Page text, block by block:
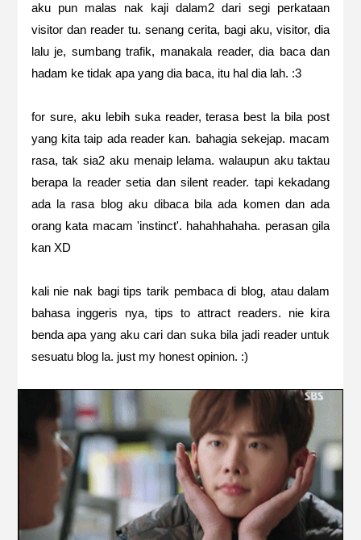
aku pun malas nak kaji dalam2 dari segi perkataan
visitor dan reader tu. senang cerita, bagi aku, visitor, dia
lalu je, sumbang trafik, manakala reader, dia baca dan
hadam ke tidak apa yang dia baca, itu hal dia lah. :3
for sure, aku lebih suka reader, terasa best la bila post
yang kita taip ada reader kan. bahagia sekejap. macam
rasa, tak sia2 aku menaip lelama. walaupun aku taktau
berapa la reader setia dan silent reader. tapi kekadang
ada la rasa blog aku dibaca bila ada komen dan ada
orang kata macam 'instinct'. hahahhahaha. perasan gila
kan XD
kali nie nak bagi tips tarik pembaca di blog, atau dalam
bahasa inggeris nya, tips to attract readers. nie kira
benda apa yang aku cari dan suka bila jadi reader untuk
sesuatu blog la. just my honest opinion. :)